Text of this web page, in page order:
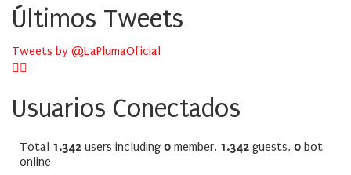
Últimos Tweets
Tweets by @LaPlumaOficial
Usuarios Conectados
Total 1.342 users including 0 member, 1.342 guests, 0 bot
online